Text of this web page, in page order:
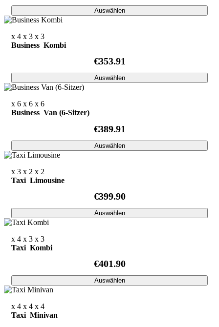
Auswählen
x 4 x 3 x 3
Business Kombi
€353.91
Auswählen
x 6 x 6 x 6
Business Van (6-Sitzer)
€389.91
Auswählen
x 3 x 2 x 2
Taxi Limousine
€399.90
Auswählen
x 4 x 3 x 3
Taxi Kombi
€401.90
Auswählen
x 4 x 4 x 4
Taxi Minivan